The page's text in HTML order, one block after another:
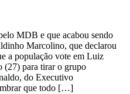
MDB e que acabou sendo
Marcolino, que declarou
a população vote em Luiz
(27) para tirar o grupo
do Executivo
que todo […]